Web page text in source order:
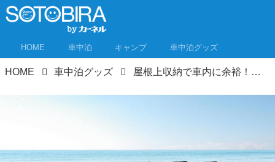
HOME 車中泊 キャンプ 車中泊グッズ
HOME 車中泊グッズ 屋根上収納で車内に余裕！ルーフボックス＆ルーフラックおすすめ11選＋α！